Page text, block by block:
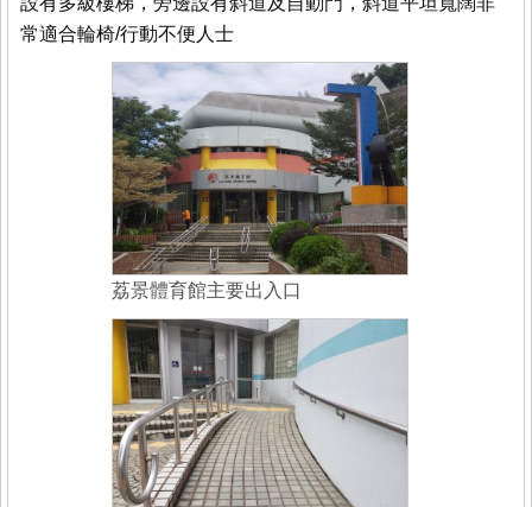
常適合輪椅/行動不便人士
荔景體育館主要出入口